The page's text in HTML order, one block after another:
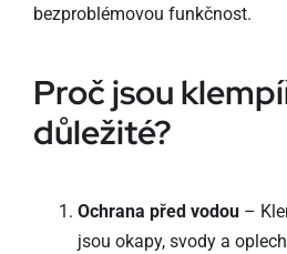
bezproblémovou funkčnost.
Proč jsou
důležité?
Ochrana před vodou–
jsou okapy, svody a